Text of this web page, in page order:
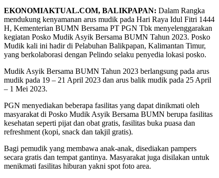
EKONOMIAKTUAL.COM, BALIKPAPAN: Dalam Rangka
mendukung kenyamanan arus mudik pada Hari Raya Idul Fitri 1444
H, Kementerian BUMN Bersama PT PGN Tbk menyelenggarakan
kegiatan Posko Mudik Asyik Bersama BUMN Tahun 2023. Posko
Mudik kali ini hadir di Pelabuhan Balikpapan, Kalimantan Timur,
yang berkolaborasi dengan Pelindo selaku penyedia lokasi posko.
Mudik Asyik Bersama BUMN Tahun 2023 berlangsung pada arus
mudik pada 19 – 21 April 2023 dan arus balik mudik pada 25 April
– 1 Mei 2023.
PGN menyediakan beberapa fasilitas yang dapat dinikmati oleh
masyarakat di Posko Mudik Asyik Bersama BUMN berupa fasilitas
kesehatan seperti pijat dan obat gratis, fasilitas buka puasa dan
refreshment (kopi, snack dan takjil gratis).
Bagi pemudik yang membawa anak-anak, disediakan pampers
secara gratis dan tempat gantinya. Masyarakat juga disilakan untuk
menikmati fasilitas hiburan yakni spot foto area.